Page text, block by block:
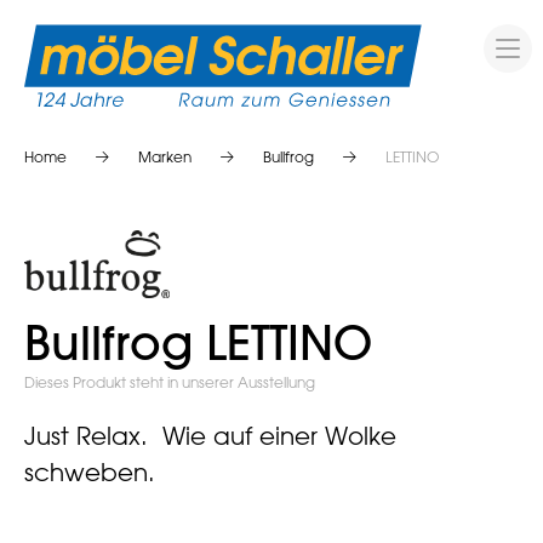
Home Marken Bullfrog LETTINO
Bullfrog LETTINO
Dieses Produkt steht in unserer Ausstellung
Just Relax. Wie auf einer Wolke
schweben.